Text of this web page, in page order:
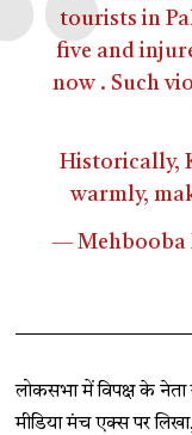
tourists in
five and
now . Such
Historically,
warmly,
— Mehbooba
लोकसभा में विपक्ष के
मीडिया मंच एक्स पर